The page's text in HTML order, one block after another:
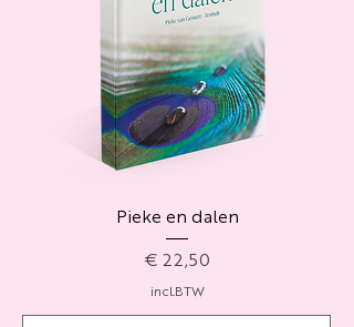
Pieke en dalen
Prijs
€ 22,50
incl.BTW